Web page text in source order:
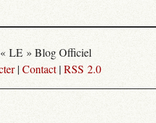
LE » Blog Officiel
|Contact|RSS 2.0